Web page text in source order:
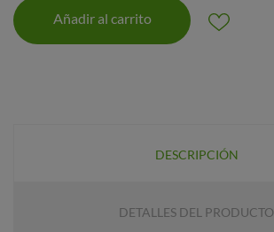
Añadir al carrito
DESCRIPCIÓN
DETALLES DEL PRODUCTO